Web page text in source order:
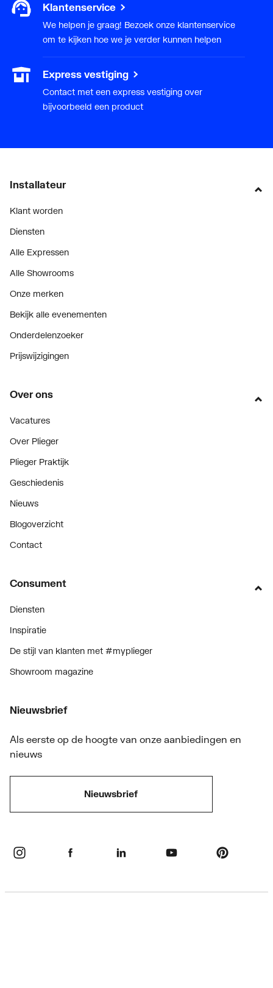
Klantenservice
We helpen je graag! Bezoek onze klantenservice
om te kijken hoe we je verder kunnen helpen
Express vestiging
Contact met een express vestiging over
bijvoorbeeld een product
Installateur
Klant worden
Diensten
Alle Expressen
Alle Showrooms
Onze merken
Bekijk alle evenementen
Onderdelenzoeker
Prijswijzigingen
Over ons
Vacatures
Over Plieger
Plieger Praktijk
Geschiedenis
Nieuws
Blogoverzicht
Contact
Consument
Diensten
Inspiratie
De stijl van klanten met #myplieger
Showroom magazine
Nieuwsbrief
Als eerste op de hoogte van onze aanbiedingen en
nieuws
Nieuwsbrief